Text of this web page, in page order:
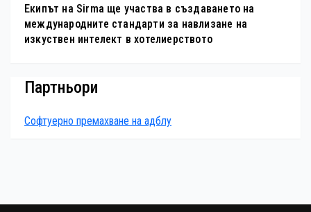
Екипът на Sirma ще участва в създаването на
международните стандарти за навлизане на
изкуствен интелект в хотелиерството
Партньори
Софтуерно премахване на адблу